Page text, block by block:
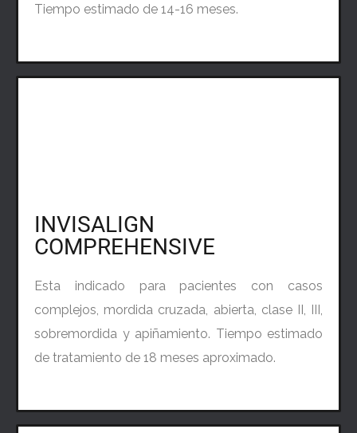
Tiempo estimado de 14-16 meses.
INVISALIGN
COMPREHENSIVE
Esta indicado para pacientes con casos
complejos, mordida cruzada, abierta, clase II, III,
sobremordida y apiñamiento. Tiempo estimado
de tratamiento de 18 meses aproximado.